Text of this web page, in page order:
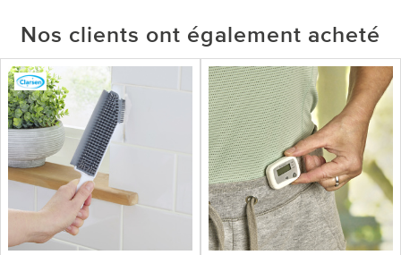
Nos clients ont également acheté